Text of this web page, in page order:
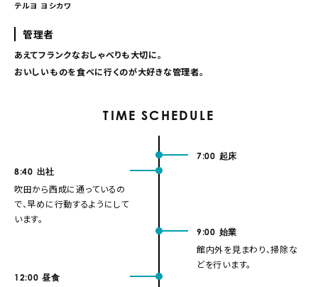
テルヨ ヨシカワ
管理者
あえてフランクなおしゃべりも大切に。
おいしいものを食べに行くのが大好きな管理者。
TIME SCHEDULE
7:00 起床
8:40 出社
吹田から西成に通っているの
で、早めに行動するようにして
います。
9:00 始業
館内外を見まわり、掃除な
どを行います。
12:00 昼食